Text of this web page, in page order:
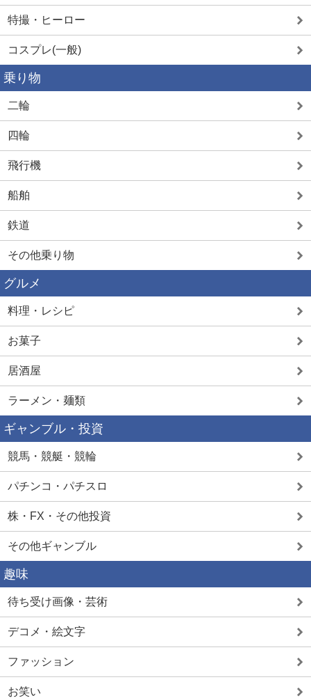
特撮・ヒーロー
コスプレ(一般)
乗り物
二輪
四輪
飛行機
船舶
鉄道
その他乗り物
グルメ
料理・レシピ
お菓子
居酒屋
ラーメン・麺類
ギャンブル・投資
競馬・競艇・競輪
パチンコ・パチスロ
株・FX・その他投資
その他ギャンブル
趣味
待ち受け画像・芸術
デコメ・絵文字
ファッション
お笑い